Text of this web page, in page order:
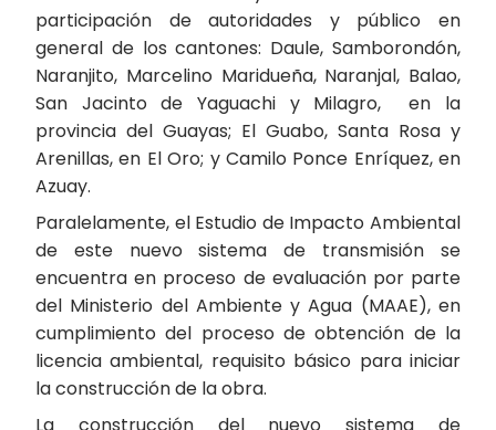
participación de autoridades y público en
general de los cantones: Daule, Samborondón,
Naranjito, Marcelino Maridueña, Naranjal, Balao,
San Jacinto de Yaguachi y Milagro, en la
provincia del Guayas; El Guabo, Santa Rosa y
Arenillas, en El Oro; y Camilo Ponce Enríquez, en
Azuay.
Paralelamente, el Estudio de Impacto Ambiental
de este nuevo sistema de transmisión se
encuentra en proceso de evaluación por parte
del Ministerio del Ambiente y Agua (MAAE), en
cumplimiento del proceso de obtención de la
licencia ambiental, requisito básico para iniciar
la construcción de la obra.